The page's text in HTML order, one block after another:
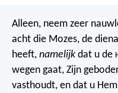
Alleen, neem zeer
acht die Mozes, de
heeft, namelijk dat u de
wegen gaat, Zijn
vasthoudt, en dat u